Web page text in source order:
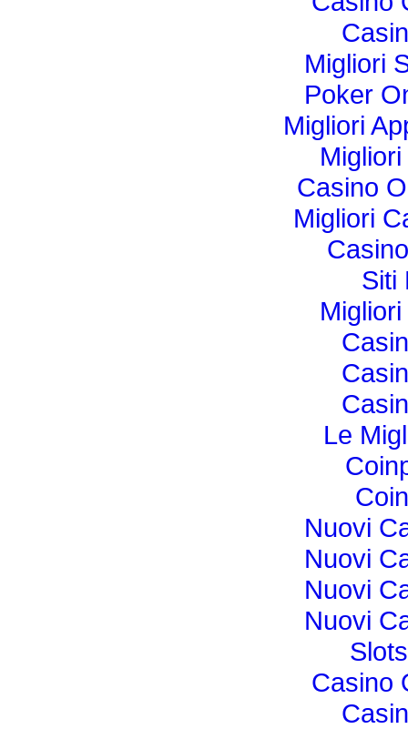
Migliori
Poker
Migliori
Casino
Migliori
Siti
Le
Nuovi
Nuovi
Nuovi
Nuovi
Casino